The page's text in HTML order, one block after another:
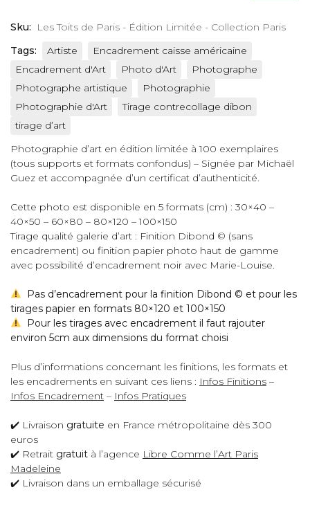
Sku:
Les Toits de Paris - Édition Limitée - Collection Paris
Tags:
Artiste
Encadrement caisse américaine
Encadrement d'Art
Photo d'Art
Photographe
Photographe artistique
Photographie
Photographie d'Art
Tirage contrecollage dibon
tirage d’art
Photographie d’art en édition limitée à 100 exemplaires
(tous supports et formats confondus) – Signée par Michaël
Guez et accompagnée d’un certificat d’authenticité.
Cette photo est disponible en 5 formats (cm) : 30×40 –
40×50 – 60×80 – 80×120 – 100×150
Tirage qualité galerie d’art : Finition Dibond © (sans
encadrement) ou finition papier photo haut de gamme
avec possibilité d’encadrement noir avec Marie-Louise.
Pas d’encadrement pour la finition Dibond © et pour les
tirages papier en formats 80×120 et 100×150
Pour les tirages avec encadrement il faut rajouter
environ 5cm aux dimensions du format choisi
Plus d’informations concernant les finitions, les formats et
les encadrements en suivant ces liens : Infos Finitions –
Infos Encadrement – Infos Pratiques
✔️ Livraison gratuite en France métropolitaine dès 300
euros
✔️ Retrait gratuit à l’agence Libre Comme l’Art Paris
Madeleine
✔️ Livraison dans un emballage sécurisé